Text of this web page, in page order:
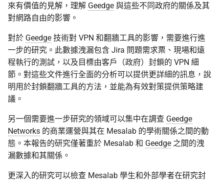
來有價值的見解，理解 Geedge 與這些不同政府的關係及其
對網路自由的影響。
對於 Geedge 技術對 VPN 和翻牆工具的影響，需要進行進
一步的研究。此數據洩漏包含 Jira 問題需求票、現場和遠
程執行的測試，以及目標由客戶（政府）封鎖的 VPN 細
節。對這些文件進行全面的分析可以提供更詳細的訊息，說
明用於封鎖翻牆工具的方法，並能為有效對策提供策略建
議。
另一個需要進一步研究的領域可以集中在調查 Geedge
Networks 的商業運營與其在 Mesalab 的學術關係之間的動
態。本報告的研究僅著重於 Mesalab 和 Geedge 之間的洩
漏數據和其關係。
更深入的研究可以檢查 Mesalab 學生和外部學者在研究封